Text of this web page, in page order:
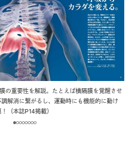
の重要性を解説。たとえば横隔膜を覚醒させ
解消に繋がるし、運動時にも機能的に動け
（本誌P14掲載）